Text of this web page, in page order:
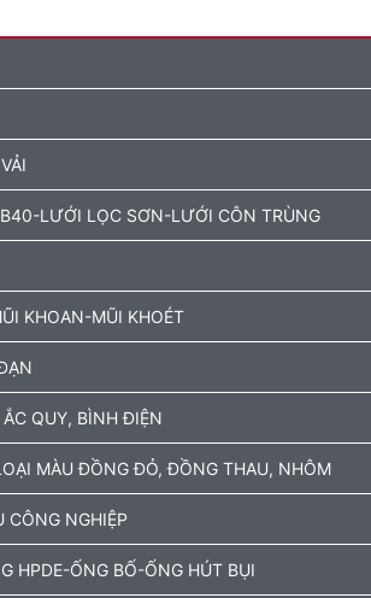
LƯỚI LỌC SƠN-LƯỚI CÔN TRÙNG
KHOAN-MŨI KHOÉT
QUY, BÌNH ĐIỆN
MÀU ĐỒNG ĐỎ, ĐỒNG THAU, NHÔM
CÔNG NGHIỆP
HPDE-ỐNG BỐ-ỐNG HÚT BỤI